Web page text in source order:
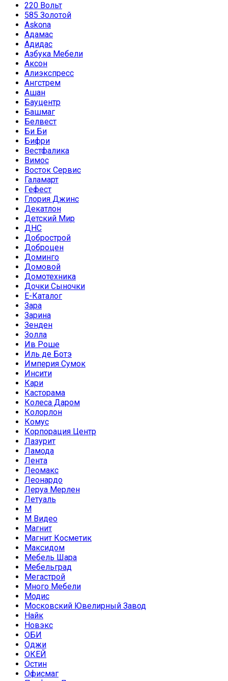
220 Вольт
585 Золотой
Askona
Адамас
Адидас
Азбука Мебели
Аксон
Алиэкспресс
Ангстрем
Ашан
Бауцентр
Башмаг
Белвест
Би Би
Бифри
Вестфалика
Вимос
Восток Сервис
Галамарт
Гефест
Глория Джинс
Декатлон
Детский Мир
ДНС
Добрострой
Доброцен
Доминго
Домовой
Домотехника
Дочки Сыночки
Е-Каталог
Зара
Зарина
Зенден
Золла
Ив Роше
Иль де Ботэ
Империя Сумок
Инсити
Кари
Касторама
Колеса Даром
Колорлон
Комус
Корпорация Центр
Лазурит
Ламода
Лента
Леомакс
Леонардо
Леруа Мерлен
Летуаль
М
М Видео
Магнит
Магнит Косметик
Максидом
Мебель Шара
Мебельград
Мегастрой
Много Мебели
Модис
Московский Ювелирный Завод
Найк
Новэкс
ОБИ
Оджи
ОКЕЙ
Остин
Офисмаг